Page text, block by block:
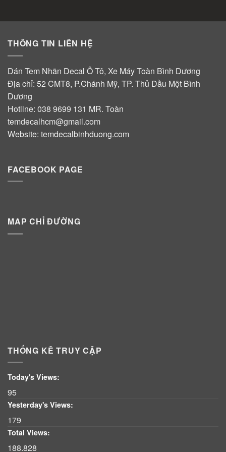
THÔNG TIN LIÊN HỆ
Dán Tem Nhãn Decal Ô Tô, Xe Máy Toàn Bình Dương
Địa chỉ: 52 CMT8, P.Chánh Mỹ, TP. Thủ Dầu Một Bình
Dương
Hotline: 038 9699 131 MR. Toàn
temdecalhcm@gmail.com
Website: temdecalbinhduong.com
FACEBOOK PAGE
MAP CHỈ ĐƯỜNG
THỐNG KÊ TRUY CẬP
Today's Views:
95
Yesterday's Views:
179
Total Views:
188.828